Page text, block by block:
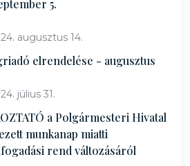
5.
augusztus 14.
elrendelése - augusztus
július 31.
a Polgármesteri Hivatal
munkanap miatti
rend változásáról